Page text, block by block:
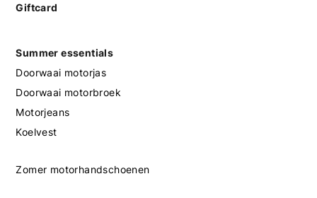
Giftcard
Summer essentials
Doorwaai motorjas
Doorwaai motorbroek
Motorjeans
Koelvest
Zomer motorhandschoenen